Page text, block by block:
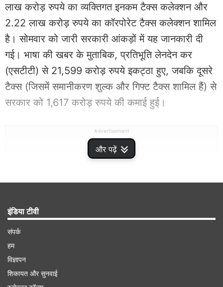
और पढ़ें
लाख करोड़ रुपये का व्यक्तिगत इनकम टैक्स कलेक्शन और
2.22 लाख करोड़ रुपये का कॉरपोरेट टैक्स कलेक्शन शामिल
है। सोमवार को जारी सरकारी आंकड़ों में यह जानकारी दी
गई। भाषा की खबर के मुताबिक, प्रतिभूति लेनदेन कर
(एसटीटी) से 21,599 करोड़ रुपये इकट्ठा हुए, जबकि दूसरे
टैक्स (जिसमें समानीकरण शुल्क और गिफ्ट टैक्स शामिल हैं) से
सरकार को 1,617 करोड़ रुपये की कमाई हुई।
Advertisement
टैक्स कलेक्शन बढ़ने की रही वजह
इंडिया टीवी
संपर्क
हम
विज्ञापन
शिकायत और सुनवाई